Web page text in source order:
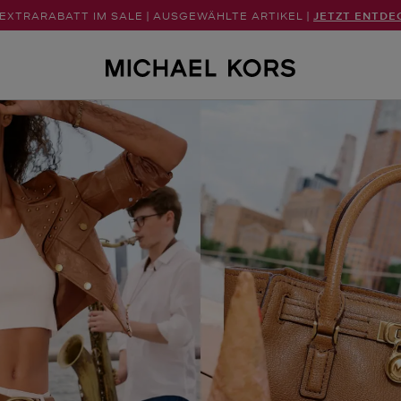
IM SALE | AUSGEWÄHLTE ARTIKEL | JETZT